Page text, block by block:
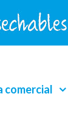
comercial